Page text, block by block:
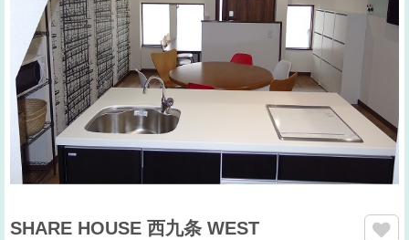
SHARE HOUSE 西九条 WEST